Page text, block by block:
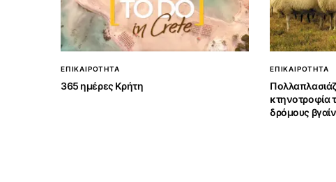
ΕΠΙΚΑΙΡΟΤΗΤΑ
365 ημέρες Κρήτη
ΕΠΙΚΑΙΡΟΤΗΤΑ
κτηνοτροφία
δρόμους